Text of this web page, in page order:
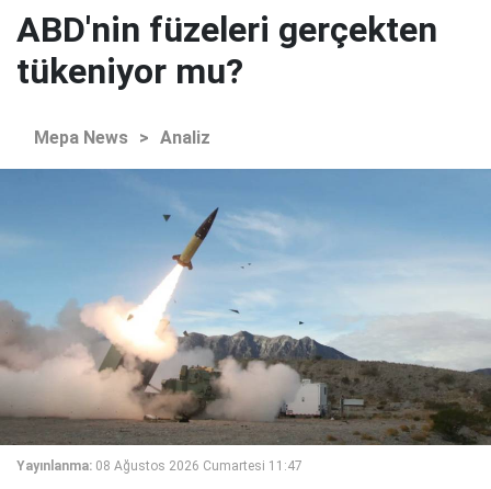
ABD'nin füzeleri gerçekten
tükeniyor mu?
Mepa News > Analiz
Yayınlanma: 08 Ağustos 2026 Cumartesi 11:47